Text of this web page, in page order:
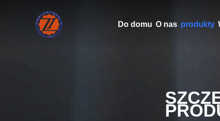
Do domu O nas produkty